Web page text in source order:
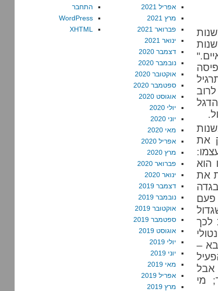
את
הוא
את
פעם
לכך
–
אבל
מי
אפריל 2021
מרץ 2021
פברואר 2021
ינואר 2021
דצמבר 2020
נובמבר 2020
אוקטובר 2020
ספטמבר 2020
אוגוסט 2020
יולי 2020
יוני 2020
מאי 2020
אפריל 2020
מרץ 2020
פברואר 2020
ינואר 2020
דצמבר 2019
נובמבר 2019
אוקטובר 2019
ספטמבר 2019
אוגוסט 2019
יולי 2019
יוני 2019
מאי 2019
אפריל 2019
מרץ 2019
התחבר
WordPress
XHTML